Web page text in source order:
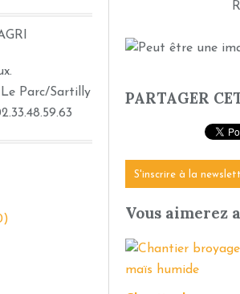
PARTAGER
S'inscrire à la
Vous aimerez
Le Parc/Sartilly